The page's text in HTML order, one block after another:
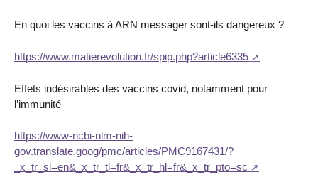
En quoi les vaccins à ARN messager sont-ils dangereux ?
https://www.matierevolution.fr/spip.php?article6335
Effets indésirables des vaccins covid, notamment pour
l’immunité
https://www-ncbi-nlm-nih-
gov.translate.goog/pmc/articles/PMC9167431/?
_x_tr_sl=en&_x_tr_tl=fr&_x_tr_hl=fr&_x_tr_pto=sc